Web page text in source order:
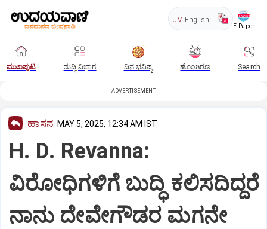
UV English
E-Paper
ಮುಖಪುಟ ಸುದ್ದಿ ವಿಭಾಗ ದಿನ ಭವಿಷ್ಯ ಹೊಂಗಿರಣ Search
ADVERTISEMENT
ಹಾಸನ MAY 5, 2025, 12:34 AM IST
H. D. Revanna:
ವಿರೋಧಿಗಳಿಗೆ ಬುದ್ಧಿ ಕಲಿಸದಿದ್ದರೆ
ನಾನು ದೇವೇಗೌಡರ ಮಗನೇ